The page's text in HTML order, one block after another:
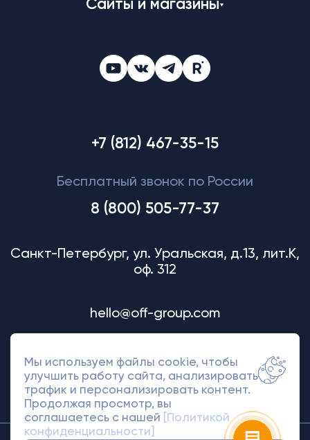
Сайты и магазины
+7 (812) 467-35-15
Бесплатный звонок по России
8 (800) 505-77-37
Санкт-Петербург, ул. Уральская, д.13, лит.К,
оф. 312
hello@off-group.com
Мы используем файлы cookie, чтобы
улучшить работу сайта, анализировать
трафик и персонализировать контент.
Продолжая просмотр, вы
соглашаетесь с нашей
[Политикой
конфиденциальности]